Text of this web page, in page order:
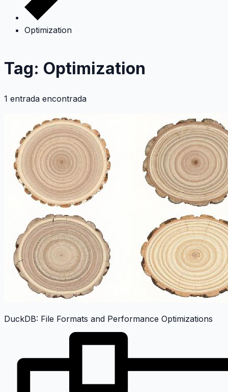
Optimization
Tag: Optimization
1 entrada encontrada
DuckDB: File Formats and Performance Optimizations